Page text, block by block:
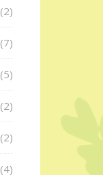
(2)
(7)
(5)
(2)
(2)
(4)